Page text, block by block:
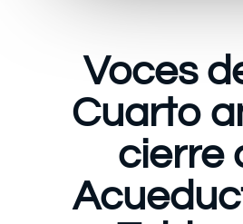
Voces
Cuarto
cierre